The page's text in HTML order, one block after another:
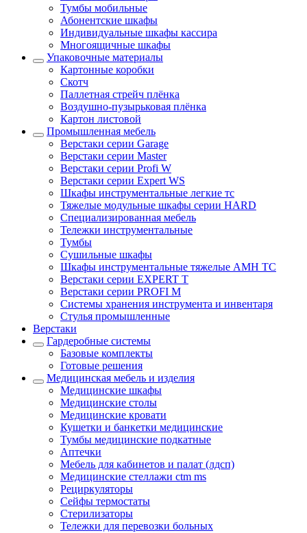
Тумбы мобильные
Абонентские шкафы
Индивидуальные шкафы кассира
Многоящичные шкафы
Упаковочные материалы
Картонные коробки
Скотч
Паллетная стрейч плёнка
Воздушно-пузырьковая плёнка
Картон листовой
Промышленная мебель
Верстаки серии Garage
Верстаки серии Master
Верстаки серии Profi W
Верстаки серии Expert WS
Шкафы инструментальные легкие тс
Тяжелые модульные шкафы серии HARD
Cпециализированная мебель
Тележки инструментальные
Тумбы
Cушильные шкафы
Шкафы инструментальные тяжелые AMH TC
Верстаки серии EXPERT T
Верстаки серии PROFI M
Системы хранения инструмента и инвентаря
Стулья промышленные
Верстаки
Гардеробные системы
Базовые комплекты
Готовые решения
Медицинская мебель и изделия
Медицинские шкафы
Медицинские столы
Медицинские кровати
Кушетки и банкетки медицинские
Тумбы медицинские подкатные
Аптечки
Мебель для кабинетов и палат (лдсп)
Медицинские стеллажи ctm ms
Рециркуляторы
Сейфы термостаты
Стерилизаторы
Тележки для перевозки больных